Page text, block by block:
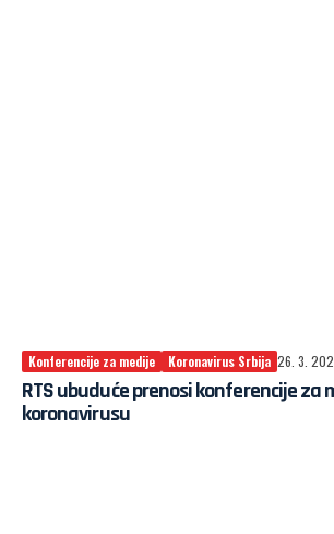
Konferencije za medije Koronavirus Srbija 26. 3.
RTS ubuduće prenosi konferencije za
koronavirusu